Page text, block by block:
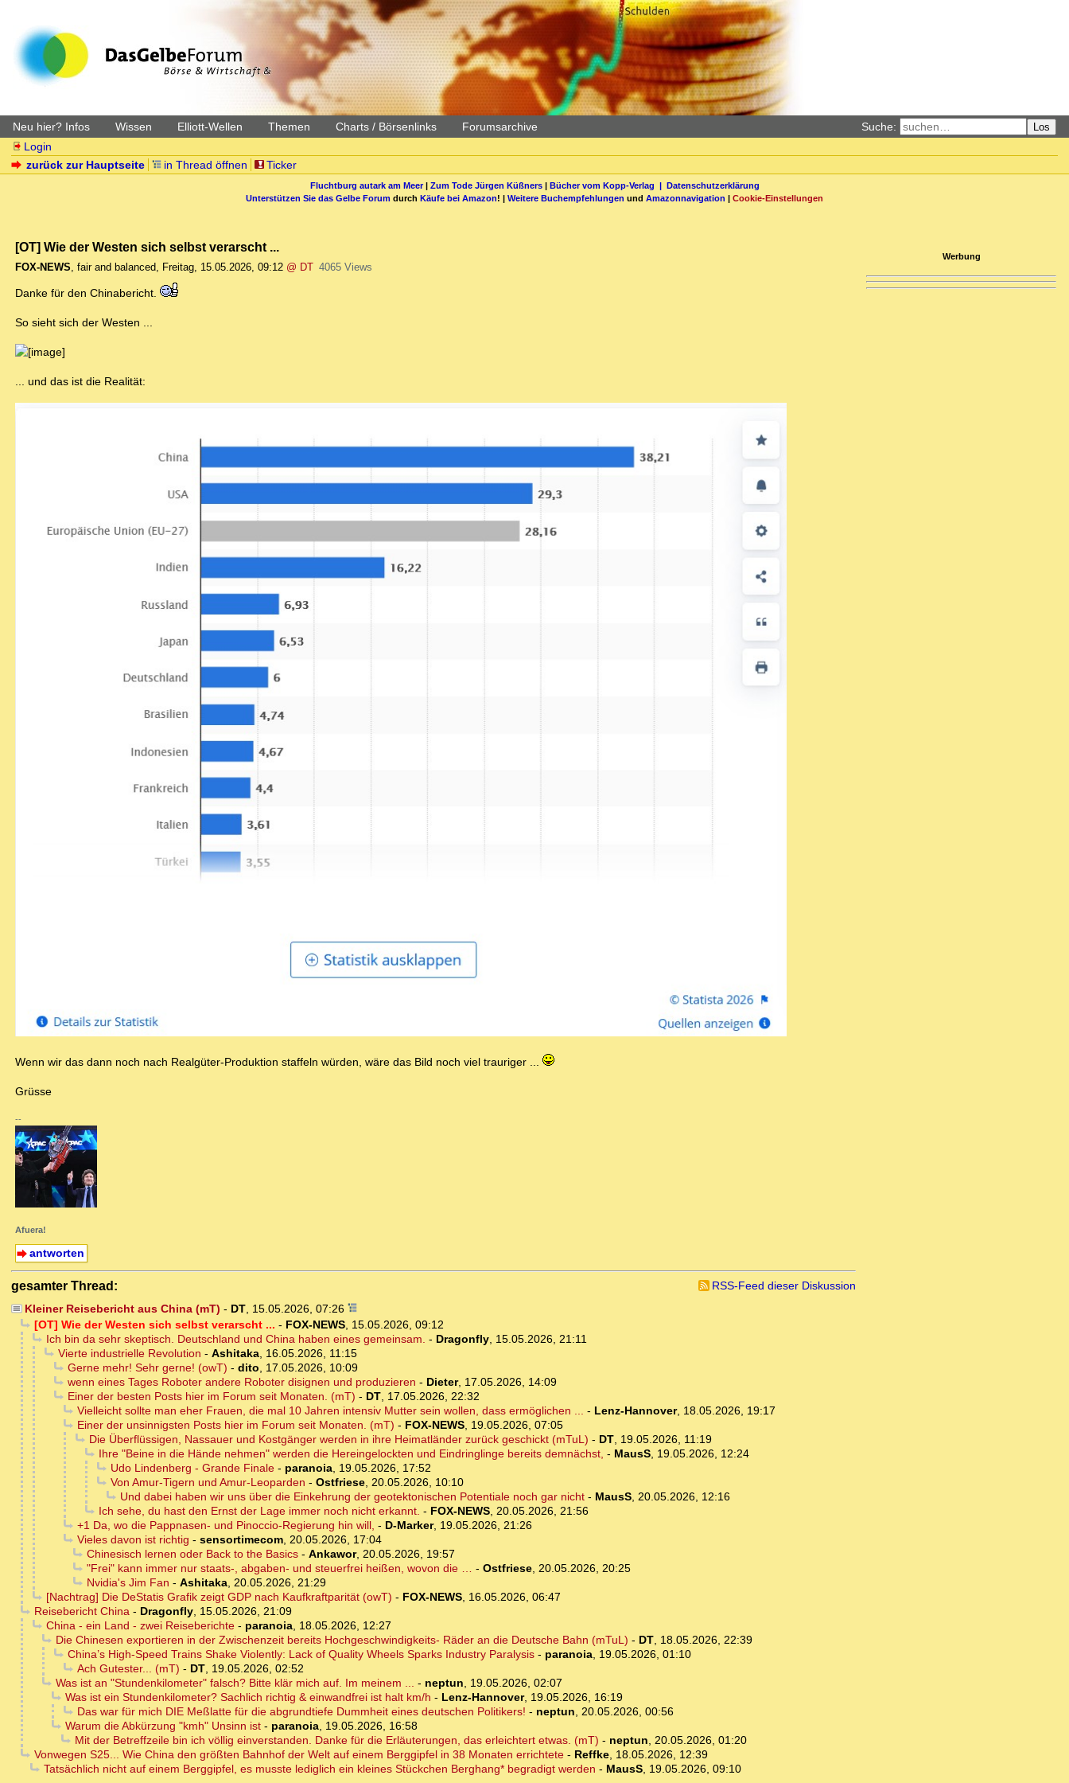
Neu hier? Infos Wissen Elliott-Wellen Themen Charts / Börsenlinks Forumsarchive Suche: Los
Login
zurück zur Hauptseite
in Thread öffnen Ticker
Fluchtburg autark am Meer| Zum Tode Jürgen Küßners| Bücher vom Kopp-Verlag | Datenschutzerklärung
Unterstützen Sie das Gelbe Forum durch Käufe bei Amazon! | Weitere Buchempfehlungen und Amazonnavigation | Cookie-Einstellungen
[OT] Wie der Westen sich selbst verarscht ...
FOX-NEWS, fair and balanced, Freitag, 15.05.2026, 09:12 @ DT 4065 Views
Danke für den Chinabericht.
So sieht sich der Westen ...
... und das ist die Realität:
Wenn wir das dann noch nach Realgüter-Produktion staffeln würden, wäre das Bild noch viel trauriger ...
Grüsse
--
Afuera!
antworten
gesamter Thread:
RSS-Feed dieser Diskussion
Kleiner Reisebericht aus China (mT) - DT, 15.05.2026, 07:26
[OT] Wie der Westen sich selbst verarscht ... - FOX-NEWS, 15.05.2026, 09:12
Ich bin da sehr skeptisch. Deutschland und China haben eines gemeinsam. - Dragonfly, 15.05.2026, 21:11
Vierte industrielle Revolution - Ashitaka, 16.05.2026, 11:15
Gerne mehr! Sehr gerne! (owT) - dito
17.05.2026, 10:09
wenn eines Tages Roboter andere Roboter disignen und produzieren - Dieter, 17.05.2026, 14:09
Einer der besten Posts hier im Forum seit Monaten. (mT) - DT, 17.05.2026, 22:32
Vielleicht sollte man eher Frauen, die mal 10 Jahren intensiv Mutter sein wollen, dass ermöglichen ...
- Lenz-Hannover, 18.05.2026, 19:17
Einer der unsinnigsten Posts hier im Forum seit Monaten. (mT) - FOX-NEWS, 19.05.2026, 07:05
Die Überflüssigen, Nassauer und Kostgänger werden in ihre Heimatländer zurück geschickt (mTuL) - DT, 19.05.2026, 11:19
Ihre "Beine in die Hände nehmen" werden die Hereingelockten und Eindringlinge bereits demnächst, - MausS, 19.05.2026, 12:24
Udo Lindenberg - Grande Finale- paranoia, 19.05.2026, 17:52
Von Amur-Tigern und Amur-Leoparden - Ostfriese, 20.05.2026, 10:10
Und dabei haben wir uns über die Einkehrung der geotektonischen Potentiale noch gar nicht- MausS, 20.05.2026, 12:16
Ich sehe, du hast den Ernst der Lage immer noch nicht erkannt. - FOX-NEWS, 20.05.2026, 21:56
+1 Da, wo die Pappnasen- und Pinoccio-Regierung hin will, - D-Marker, 19.05.2026, 21:26
Vieles davon ist richtig - sensortimecom, 20.05.2026, 17:04
Chinesisch lernen oder Back to the Basics- Ankawor, 20.05.2026, 19:57
"Frei" kann immer nur staats-, abgaben- und steuerfrei heißen, wovon die …
- Ostfriese, 20.05.2026, 20:25
Nvidia's Jim Fan - Ashitaka, 20.05.2026, 21:29
[Nachtrag] Die DeStatis Grafik zeigt GDP nach Kaufkraftparität (owT) - FOX-NEWS, 16.05.2026, 06:47
Reisebericht China - Dragonfly, 15.05.2026, 21:09
China - ein Land - zwei Reiseberichte- paranoia, 18.05.2026, 12:27
Die Chinesen exportieren in der Zwischenzeit bereits Hochgeschwindigkeits- Räder an die Deutsche Bahn (mTuL) - DT, 18.05.2026, 22:39
China’s High-Speed Trains Shake Violently: Lack of Quality Wheels Sparks Industry Paralysis- paranoia, 19.05.2026, 01:10
Ach Gutester... (mT) - DT, 19.05.2026, 02:52
Was ist an "Stundenkilometer" falsch? Bitte klär mich auf. Im meinem ...
- neptun
19.05.2026, 02:07
Was ist ein Stundenkilometer? Sachlich richtig & einwandfrei ist halt km/h - Lenz-Hannover, 19.05.2026, 16:19
Das war für mich DIE Meßlatte für die abgrundtiefe Dummheit eines deutschen Politikers! - neptun
20.05.2026, 00:56
Warum die Abkürzung "kmh" Unsinn ist- paranoia, 19.05.2026, 16:58
Mit der Betreffzeile bin ich völlig einverstanden. Danke für die Erläuterungen, das erleichtert etwas. (mT) - neptun
20.05.2026, 01:20
Vonwegen S25... Wie China den größten Bahnhof der Welt auf einem Berggipfel in 38 Monaten errichtete- Reffke, 18.05.2026, 12:39
Tatsächlich nicht auf einem Berggipfel, es musste lediglich ein kleines Stückchen Berghang* begradigt werden - MausS, 19.05.2026, 09:10
Werbung